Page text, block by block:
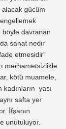
alacak gücüm
böyle davranan
sanat nedir
etmesidir”
merhametsizlikle
kötü muamele,
yası
safta yer
İfşanın
unutuluyor.